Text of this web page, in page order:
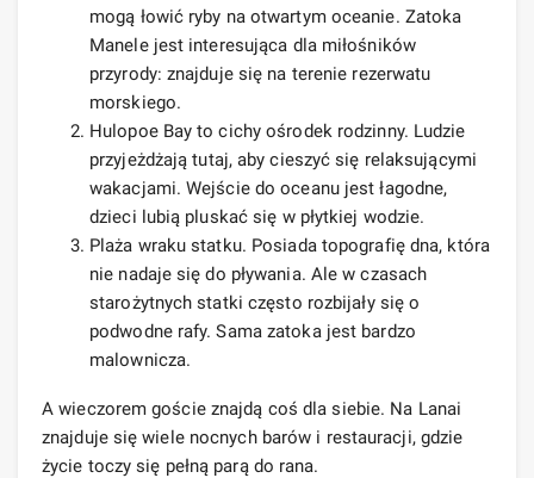
mogą łowić ryby na otwartym oceanie. Zatoka
Manele jest interesująca dla miłośników
przyrody: znajduje się na terenie rezerwatu
morskiego.
Hulopoe Bay to cichy ośrodek rodzinny. Ludzie
przyjeżdżają tutaj, aby cieszyć się relaksującymi
wakacjami. Wejście do oceanu jest łagodne,
dzieci lubią pluskać się w płytkiej wodzie.
Plaża wraku statku. Posiada topografię dna, która
nie nadaje się do pływania. Ale w czasach
starożytnych statki często rozbijały się o
podwodne rafy. Sama zatoka jest bardzo
malownicza.
A wieczorem goście znajdą coś dla siebie. Na Lanai
znajduje się wiele nocnych barów i restauracji, gdzie
życie toczy się pełną parą do rana.